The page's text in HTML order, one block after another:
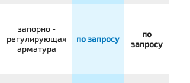
запорно -
регулирующая
арматура
по запросу
по
запросу